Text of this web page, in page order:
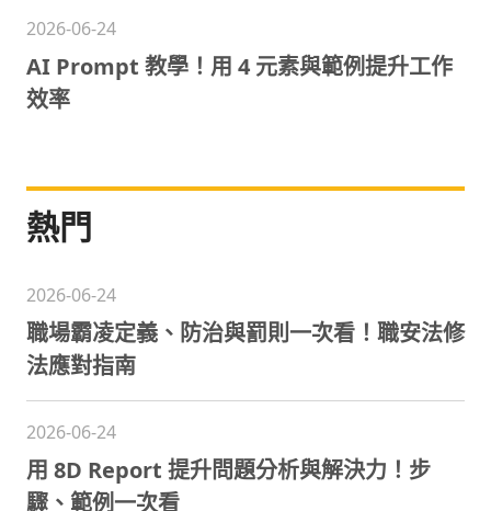
2026-06-24
AI Prompt 教學！用 4 元素與範例提升工作
效率
熱門
2026-06-24
職場霸凌定義、防治與罰則一次看！職安法修
法應對指南
2026-06-24
用 8D Report 提升問題分析與解決力！步
驟、範例一次看